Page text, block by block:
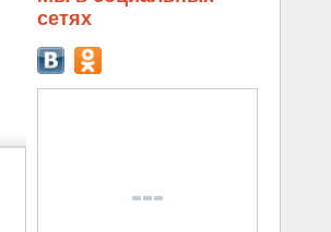
сетях